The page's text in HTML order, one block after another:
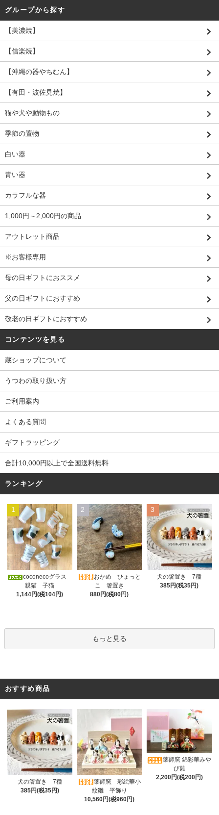
グループから探す
【美濃焼】
【信楽焼】
【沖縄の器やちむん】
【有田・波佐見焼】
猫や犬や動物もの
季節の置物
白い器
青い器
カラフルな器
1,000円～2,000円の商品
アウトレット商品
※お客様専用
母の日ギフトにおススメ
父の日ギフトにおすすめ
敬老の日ギフトにおすすめ
コンテンツを見る
蔵ショップについて
うつわの取り扱い方
ご利用案内
よくある質問
ギフトラッピング
合計10,000円以上で全国送料無料
ランキング
1
coconecoグラス
親猫 子猫
1,144円(税104円)
2
おかめ ひょっと
こ 箸置き
880円(税80円)
3
犬の箸置き 7種
385円(税35円)
もっと見る
おすすめ商品
犬の箸置き 7種
385円(税35円)
薬師窯 彩絵華小
紋雛 平飾り
10,560円(税960円)
薬師窯 錦彩華みや
び雛
2,200円(税200円)